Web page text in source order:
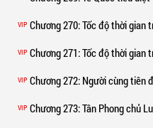
VIP Chương 270: Tốc độ thời gian
VIP Chương 271: Tốc độ thời gian
VIP Chương 272: Người cùng tiên
VIP Chương 273: Tân Phong chủ